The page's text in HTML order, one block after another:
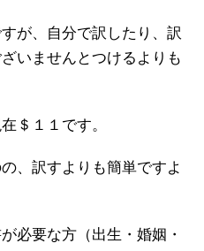
が、自分で訳したり、訳
いませんとつけるよりも
＄１１です。
、訳すよりも簡単ですよ
必要な方（出生・婚姻・